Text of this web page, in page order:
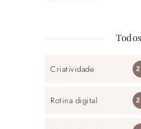
Criatividade
Rotina digital